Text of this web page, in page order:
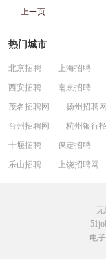
上一页
热门城市
北京招聘 上海招聘
西安招聘
南京招聘
茂名招聘网
扬州招聘网
台州招聘网
杭州银行
十堰招聘
保定招聘
乐山招聘
上饶招聘网
无
电